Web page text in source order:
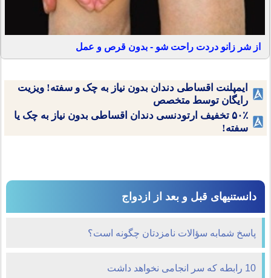
از شر زانو دردت راحت شو - بدون قرص و عمل
ایمپلنت اقساطی دندان بدون نیاز به چک و سفته! ویزیت
رایگان توسط متخصص
۵۰٪ تخفیف ارتودنسی دندان اقساطی بدون نیاز به چک یا
سفته!
دانستنیهای قبل و بعد از ازدواج
پاسخ شمابه سؤالات نامزدتان چگونه است؟
10 رابطه که سر انجامی نخواهد داشت